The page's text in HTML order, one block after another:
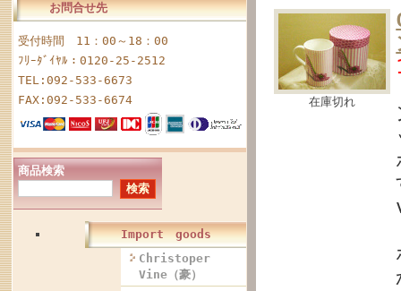
お問合せ先
受付時間 11：00～18：00
ﾌﾘｰﾀﾞｲﾔﾙ：0120-25-2512
TEL:092-533-6673
FAX:092-533-6674
商品検索
Import goods
Christoper
Vine（豪）
在庫切れ